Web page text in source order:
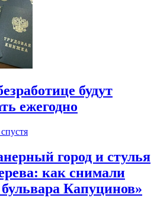
будут
ежегодно
город и стулья
как снимали
Капуцинов»